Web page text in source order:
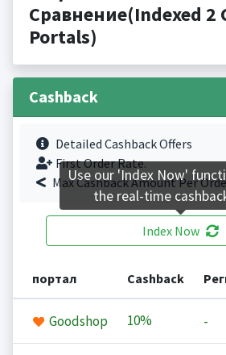
Сравнение(Indexed 2
Portals)
Cashback
Detailed Cashback Offers
First Order Rate.
Max Cashback Amount Per
Index Now
портал Cashback
Goodshop 10% -
Use our 'Index Now'
the real-time